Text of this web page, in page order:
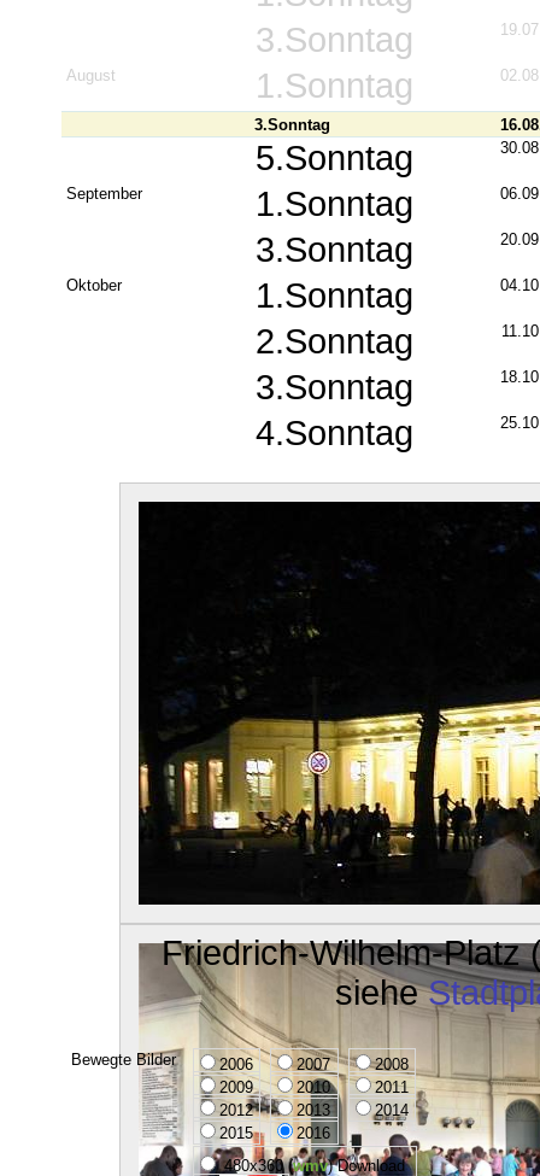
3.Sonntag
August 1.Sonntag
3.Sonntag
5.Sonntag
September 1.Sonntag
3.Sonntag
Oktober 1.Sonntag
2.Sonntag
3.Sonntag
4.Sonntag
Friedrich-Wilhelm-Platz
siehe
Bewegte Bilder 2006 2007
2008
2009
2010
2011
2012
2013
2014
2015
2016
480x360 (wmv) Download